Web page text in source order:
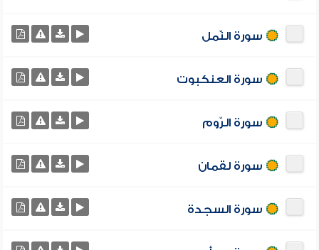
سورة النّمل
سورة العنكبوت
سورة الرّوم
سورة لقمان
سورة السجدة